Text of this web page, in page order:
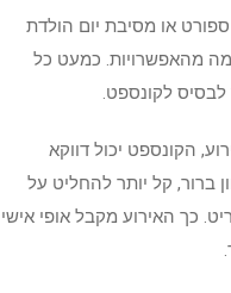
או מסיבת יום הולדת
מהאפשרויות. כמעט כל
לבסיס לקונספט.
הקונספט יכול דווקא
ברור, קל יותר להחליט על
כך האירוע מקבל אופי אישי